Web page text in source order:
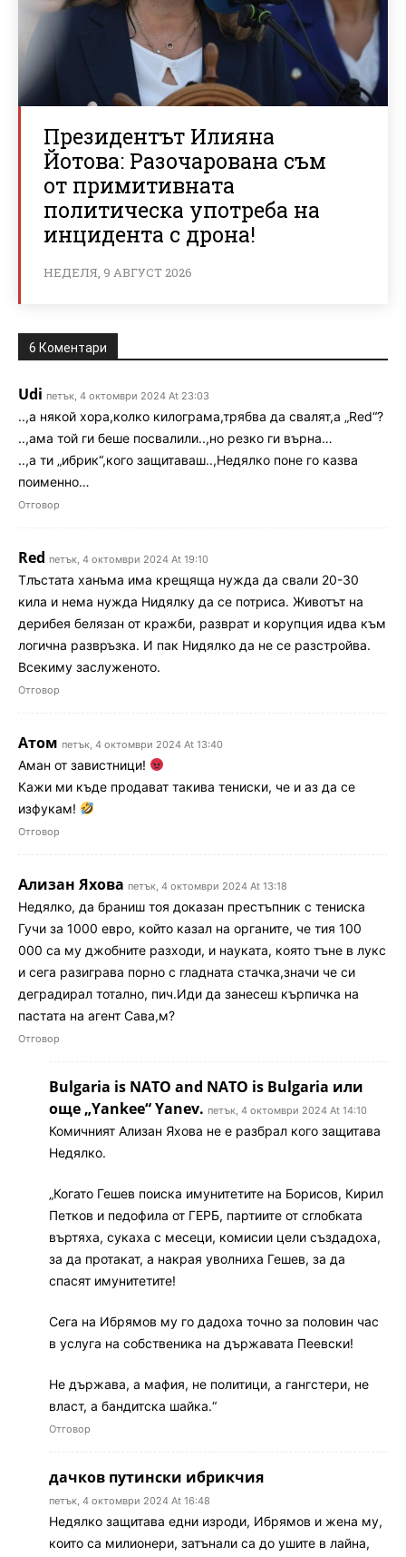
Президентът Илияна
Йотова: Разочарована съм
от примитивната
политическа употреба на
инцидента с дрона!
НЕДЕЛЯ, 9 АВГУСТ 2026
6 Коментари
Udi петък, 4 октомври 2024 At 23:03
..,а някой хора,колко килограма,трябва да свалят,а „Red“?
..,ама той ги беше посвалили..,но резко ги върна…
..,а ти „ибрик“,кого защитаваш..,Недялко поне го казва
поименно…
Отговор
Red петък, 4 октомври 2024 At 19:10
Тлъстата ханъма има крещяща нужда да свали 20-30
кила и нема нужда Нидялку да се потриса. Животът на
дерибея белязан от кражби, разврат и корупция идва към
логична развръзка. И пак Нидялко да не се разстройва.
Всекиму заслуженото.
Отговор
Атом петък, 4 октомври 2024 At 13:40
Аман от завистници!
Кажи ми къде продават такива тениски, че и аз да се
изфукам!
Отговор
Ализан Яхова петък, 4 октомври 2024 At 13:18
Недялко, да браниш тоя доказан престъпник с тениска
Гучи за 1000 евро, който казал на органите, че тия 100
000 са му джобните разходи, и науката, която тъне в лукс
и сега разиграва порно с гладната стачка,значи че си
деградирал тотално, пич.Иди да занесеш кърпичка на
пастата на агент Сава,м?
Отговор
Bulgaria is NATO and NATO is Bulgaria или
още „Yankee“ Yanev. петък, 4 октомври 2024 At 14:10
Комичният Ализан Яхова не е разбрал кого защитава
Недялко.
„Когато Гешев поиска имунитетите на Борисов, Кирил
Петков и педофила от ГЕРБ, партиите от сглобката
въртяха, сукаха с месеци, комисии цели създадоха,
за да протакат, а накрая уволниха Гешев, за да
спасят имунитетите!
Сега на Ибрямов му го дадоха точно за половин час
в услуга на собственика на държавата Пеевски!
Не държава, а мафия, не политици, а гангстери, не
власт, а бандитска шайка.“
Отговор
дачков путински ибрикчия
петък, 4 октомври 2024 At 16:48
Недялко защитава едни изроди, Ибрямов и жена му,
които са милионери, затънали са до ушите в лайна,